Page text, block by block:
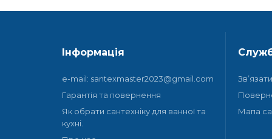
Інформація
e-mail: santexmaster2023@gmail.com
Гарантія та повернення
Як обрати сантехніку для ванної та
кухні.
Мапа